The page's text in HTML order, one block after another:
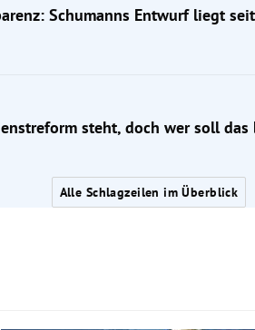
Klima-Spagat in der
Schumanns Entwurf liegt
steht, doch wer soll das
Alle Schlagzeilen im Überblick